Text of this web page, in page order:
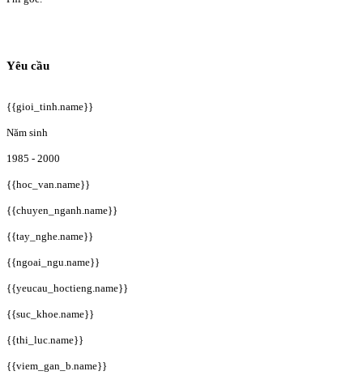
Yêu cầu
{{gioi_tinh.name}}
Năm sinh
1985 - 2000
{{hoc_van.name}}
{{chuyen_nganh.name}}
{{tay_nghe.name}}
{{ngoai_ngu.name}}
{{yeucau_hoctieng.name}}
{{suc_khoe.name}}
{{thi_luc.name}}
{{viem_gan_b.name}}